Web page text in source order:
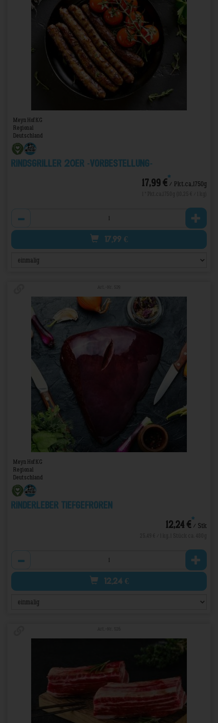
Meyn Hof KG
Regional
Deutschland
Rindsgriller 20er -VORBESTELLUNG-
17,99 €*/ Pkt.ca,1750g
17,99 €
Meyn Hof KG
Regional
Deutschland
Rinderleber Tiefgefroren
12,24 €*/ Stk
12,24 €